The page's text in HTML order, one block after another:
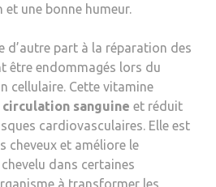
une bonne humeur.
d’autre part à la réparation des
être endommagés lors du
cellulaire. Cette vitamine
sanguine et réduit
cardiovasculaires. Elle est
cheveux et améliore le
dans certaines
à transformer les